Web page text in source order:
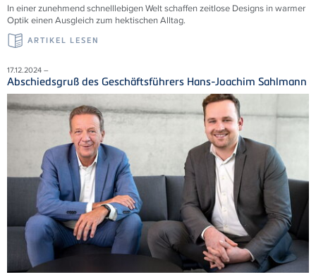
In einer zunehmend schnelllebigen Welt schaffen zeitlose Designs in warmer
Optik einen Ausgleich zum hektischen Alltag.
ARTIKEL LESEN
17.12.2024 –
Abschiedsgruß des Geschäftsführers Hans-Joachim Sahlmann